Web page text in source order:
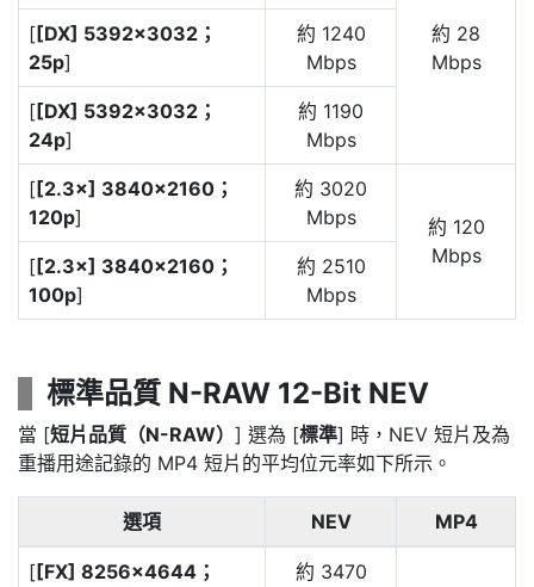
約 28
Mbps
[ [DX] 5392×3032；
25p]
約 1240
Mbps
[ [DX] 5392×3032；
24p]
約 1190
Mbps
[ [2.3×] 3840×2160；
120p]
約 3020
Mbps
約 120
Mbps
[ [2.3×] 3840×2160；
100p]
約 2510
Mbps
標準品質 N-RAW 12-Bit NEV
當 [短片品質（N-RAW） ] 選為 [標準] 時，NEV 短片及為
重播用途記錄的 MP4 短片的平均位元率如下所示。
選項 NEV MP4
[ [FX] 8256×4644；
約 3470